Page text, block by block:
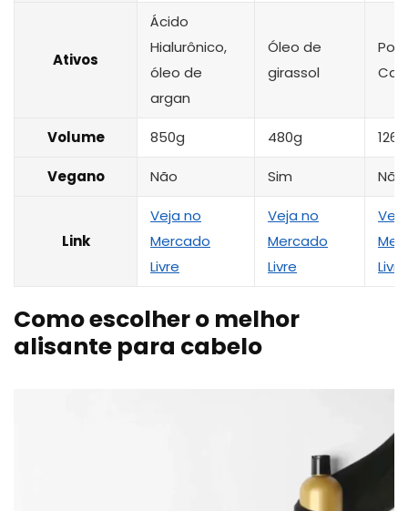
Ativos
Ácido
Hialurônico,
óleo de
argan
Óleo de
girassol
Volume 850g 480g
Vegano Não Sim Não
Link
Veja no
Mercado
Livre
Veja no
Mercado
Livre
Livre
Como escolher o melhor
alisante para cabelo